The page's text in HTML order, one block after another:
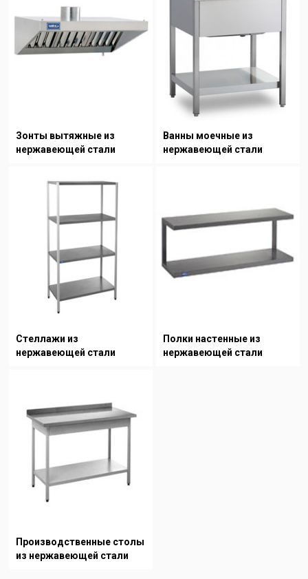
Зонты вытяжные из
нержавеющей стали
Ванны моечные из
нержавеющей стали
Стеллажи из
нержавеющей стали
Полки настенные из
нержавеющей стали
Производственные столы
из нержавеющей стали